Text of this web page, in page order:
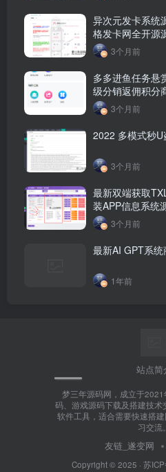
异次元发卡系统
格发卡网全开源
3个月前
多多进鱼任务悬
级分销返佣积分
3个月前
2022 多模式秒
3个月前
最新双端获取
装APP信息系统
3个月前
最新AI GPT系
1年前
站点简
梦三年源码网，成立于
码、游戏源码下载及搭建技术
软件工具，适合需要快速搭
习交流。
友链_遂变网
Copyright © 2025 · 苏